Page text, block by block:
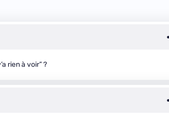
rien à voir” ?